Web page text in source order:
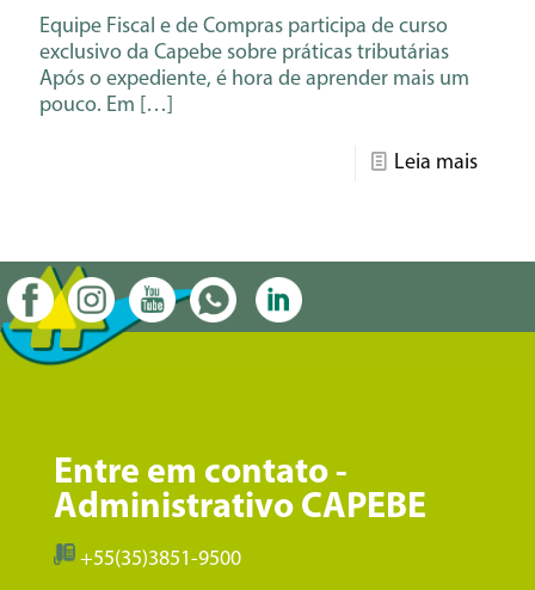
Equipe Fiscal e de Compras participa de curso
exclusivo da Capebe sobre práticas tributárias
Após o expediente, é hora de aprender mais um
pouco. Em […]
Leia mais
Entre em contato -
Administrativo CAPEBE
+55(35)3851-9500